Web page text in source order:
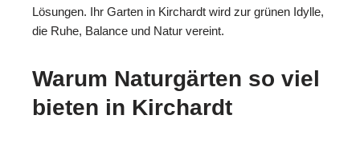
Lösungen. Ihr Garten in Kirchardt wird zur grünen Idylle,
die Ruhe, Balance und Natur vereint.
Warum Naturgärten so viel
bieten in Kirchardt